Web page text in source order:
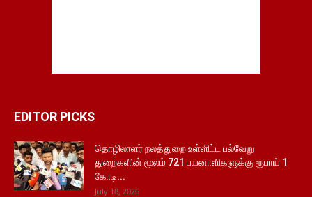
EDITOR PICKS
தொழிலாளர் நலத்துறை உள்ளிட்ட பல்வேறு
துறைகளின் மூலம் 721 பயனாளிகளுக்கு ரூபாய் 1
கோடி...
July 18, 2026